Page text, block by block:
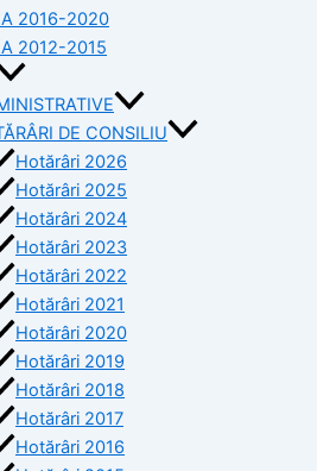
2016-2020
2012-2015
DE CONSILIU
Hotărâri 2026
Hotărâri 2025
Hotărâri 2024
Hotărâri 2023
Hotărâri 2022
Hotărâri 2021
Hotărâri 2020
Hotărâri 2019
Hotărâri 2018
Hotărâri 2017
Hotărâri 2016